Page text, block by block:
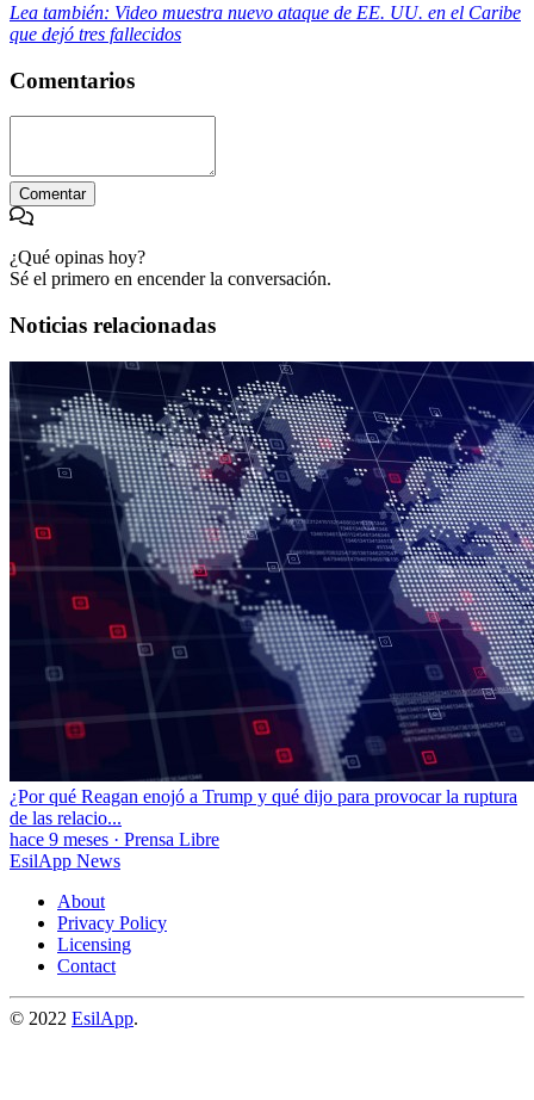
Lea también: Video muestra nuevo ataque de EE. UU. en el Caribe
que dejó tres fallecidos
Comentarios
Comentar
¿Qué opinas hoy?
Sé el primero en encender la conversación.
Noticias relacionadas
¿Por qué Reagan enojó a Trump y qué dijo para provocar la ruptura
de las relacio...
hace 9 meses · Prensa Libre
EsilApp News
About
Privacy Policy
Licensing
Contact
© 2022 EsilApp.